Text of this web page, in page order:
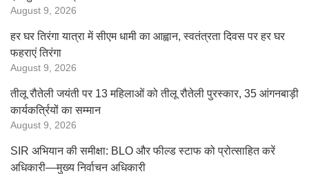
August 9, 2026
हर घर तिरंगा यात्रा में सीएम धामी का आह्वान, स्वतंत्रता दिवस पर हर घर
फहराएं तिरंगा
August 9, 2026
तीलू रौतेली जयंती पर 13 महिलाओं को तीलू रौतेली पुरस्कार, 35 आंगनबाड़ी
कार्यकर्त्रियों का सम्मान
August 9, 2026
SIR अभियान की समीक्षा: BLO और फील्ड स्टाफ को प्रोत्साहित करें
अधिकारी—मुख्य निर्वाचन अधिकारी